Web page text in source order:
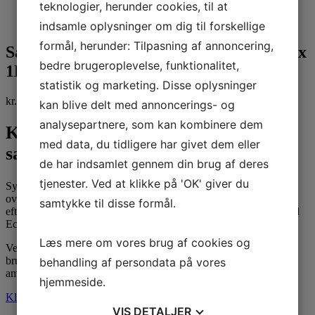
Sanitetsrengøring – Kiehl Sanikal Eco 6 x
1L
kr. 200,00 kr. 250,00 inkl. moms
Kiehl Sanikal-Eco 1L – Hygiene på
sanitære områder
Syre- og klorfri sanitetsrengøringsmiddel til anvendelse på alle
overflader i sanitære områder. Fjerner kalk og kalksæbe
efterladenskaber, olie og fedt rester. Når du behandler med Sanikal
Eco bliver overfladerne vand- og smudsafvisende.
Ved anvendelse opstår der en frisk duft. Den færdige
brugsopløsning opfylder rengøringsanbefalingerne fra
amaturproducenterne.
Klik her for læse produktblad m. instruktioner
teknologier, herunder cookies, til at
indsamle oplysninger om dig til forskellige
formål, herunder: Tilpasning af annoncering,
bedre brugeroplevelse, funktionalitet,
statistik og marketing. Disse oplysninger
kan blive delt med annoncerings- og
analysepartnere, som kan kombinere dem
med data, du tidligere har givet dem eller
de har indsamlet gennem din brug af deres
tjenester. Ved at klikke på 'OK' giver du
samtykke til disse formål.
Læs mere om vores brug af cookies og
behandling af persondata på vores
hjemmeside.
VIS DETALJER